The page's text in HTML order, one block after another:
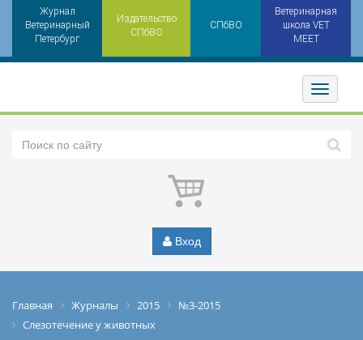
Журнал
Ветеринарный
Петербург
Издательство
СПбВО
СПбВО
Ветеринарная
школа VET
MEET
Toggler
Вход
Главная Журналы 2015
№3-2015
Слезотечение у животных